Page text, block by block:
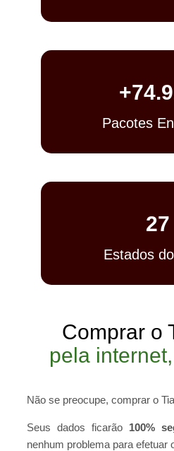
Pacotes
+
Estados
27
Comprar o
pela
Não se preocupe, comprar o
Seus dados ficarão 100%
nenhum problema para efetuar